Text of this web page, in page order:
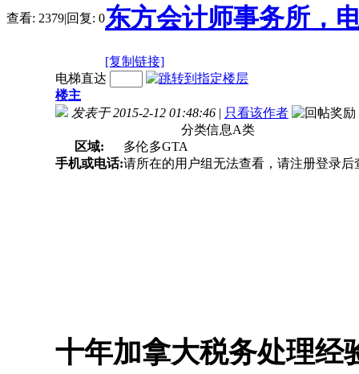
查看: 2379|回复: 0东方会计师事务所，
[复制链接]
电梯直达
楼主
发表于 2015-2-12 01:48:46 | 只看该作者
分类信息A类
区域:
多伦多GTA
手机或电话:请所在的用户组无法查看，请注册登录后
十年加拿大税务处理经